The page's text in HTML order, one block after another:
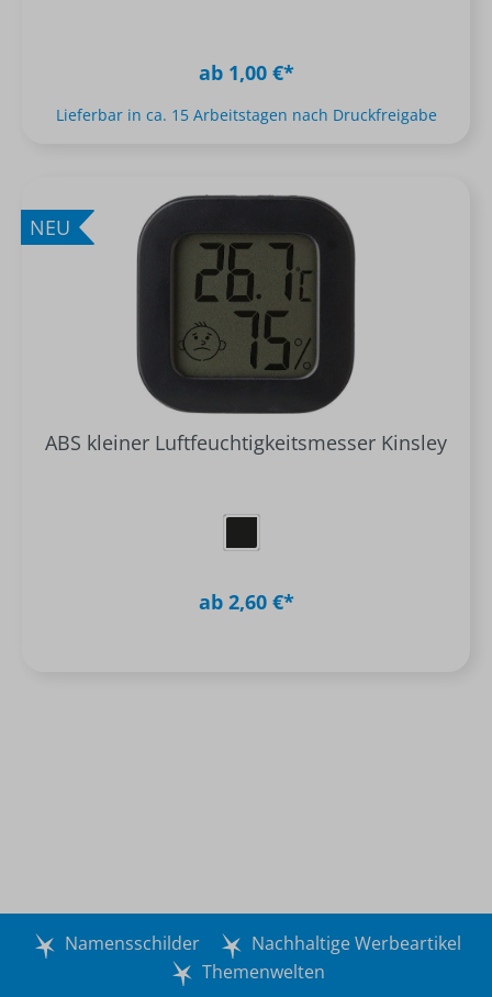
ab 1,00 €*
Lieferbar in ca. 15 Arbeitstagen nach Druckfreigabe
NEU
ABS kleiner Luftfeuchtigkeitsmesser Kinsley
ab 2,60 €*
Namensschilder
Nachhaltige Werbeartikel
Themenwelten